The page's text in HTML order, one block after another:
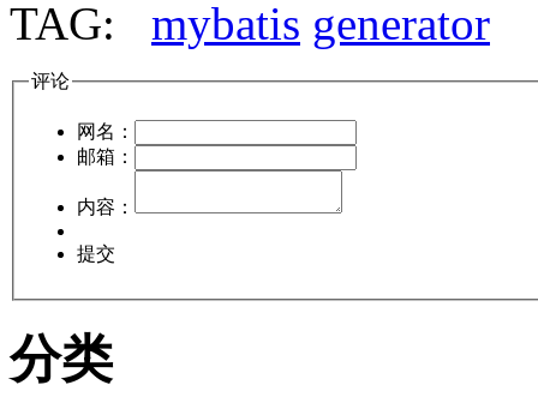
TAG: mybatis generator
评论
网名：
邮箱：
内容：
提交
分类